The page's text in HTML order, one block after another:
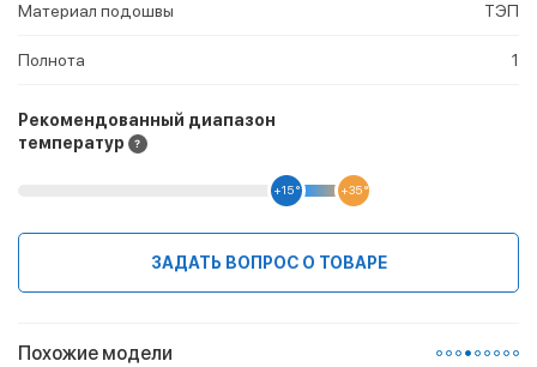
Материал подошвы ТЭП
Полнота 1
Рекомендованный диапазон
температур
+15 ° +35 °
ЗАДАТЬ ВОПРОС О ТОВАРЕ
Похожие модели